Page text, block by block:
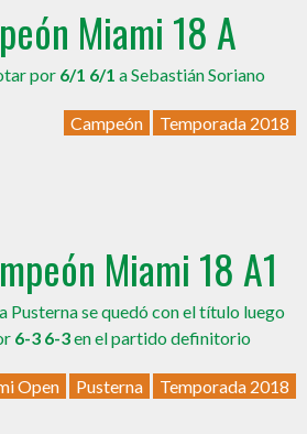
Miami 18 A
por 6/1 6/1 a Sebastián Soriano
Campeón Temporada 2018
Miami 18 A1
Pusterna se quedó con el título luego
6-3 6-3en el partido definitorio
Open Pusterna Temporada 2018